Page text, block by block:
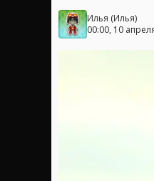
Илья (Илья)
00:00, 10